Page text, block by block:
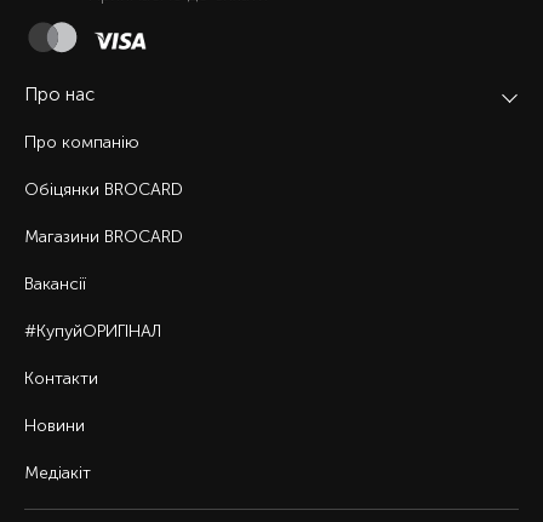
Про нас
Про компанію
Обіцянки BROCARD
Магазини BROCARD
Вакансії
#КупуйОРИГІНАЛ
Контакти
Новини
Медіакіт